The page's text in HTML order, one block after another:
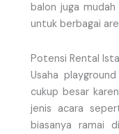
balon juga
untuk berbagai
Potensi Rental
Usaha
cukup besar
jenis acara
biasanya ramai